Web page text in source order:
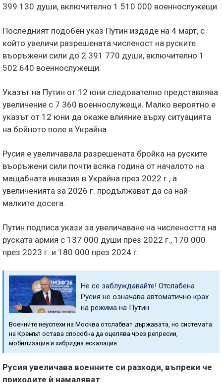
399 130 души, включително 1 510 000 военнослужещи.
Последният подобен указ Путин издаде на 4 март, с
който увеличи разрешената численост на руските
въоръжени сили до 2 391 770 души, включително 1
502 640 военнослужещи.
Указът на Путин от 12 юни следователно представлява
увеличение с 7 360 военнослужещи. Малко вероятно е
указът от 12 юни да окаже влияние върху ситуацията
на бойното поле в Украйна.
Русия е увеличавала разрешената бройка на руските
въоръжени сили почти всяка година от началото на
мащабната инвазия в Украйна през 2022 г., а
увеличенията за 2026 г. продължават да са най-
малките досега.
Путин подписа укази за увеличаване на числеността на
руската армия с 137 000 души през 2022 г., 170 000
през 2023 г. и 180 000 през 2024 г.
Не се заблуждавайте! Отслабена
Русия не означава автоматично крах
на режима на Путин
Военните неуспехи на Москва отслабват държавата, но системата
на Кремъл остава способна да оцелява чрез репресии,
мобилизация и хибридна ескалация
Русия увеличава военните си разходи, въпреки че
приходите ѝ намаляват.